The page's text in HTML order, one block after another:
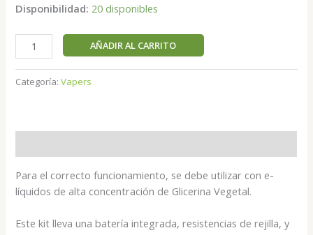
Disponibilidad: 20 disponibles
AÑADIR AL CARRITO
Categoría:Vapers
Para el correcto funcionamiento, se debe utilizar con e-
líquidos de alta concentración de Glicerina Vegetal.
Este kit lleva una batería integrada, resistencias de rejilla, y